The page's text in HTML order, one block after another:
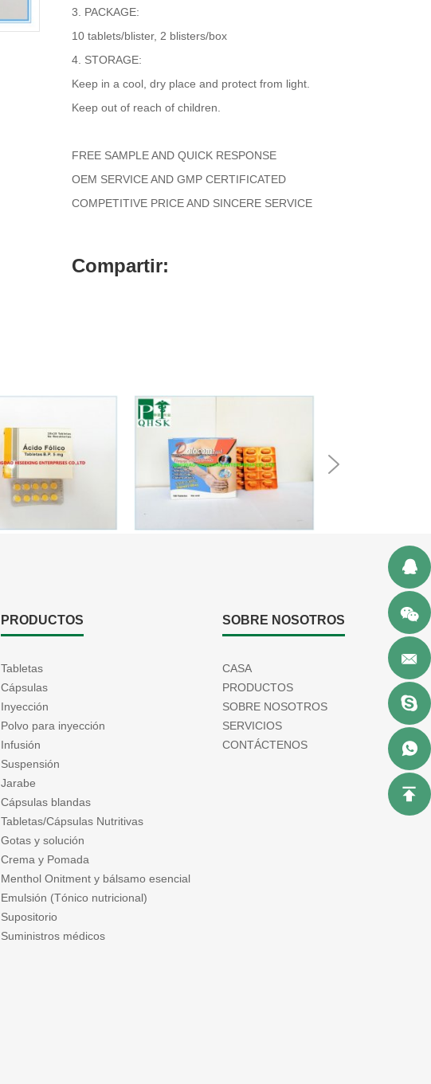
3. PACKAGE:
10 tablets/blister, 2 blisters/box
4. STORAGE:
Keep in a cool, dry place and protect from light.
Keep out of reach of children.
FREE SAMPLE AND QUICK RESPONSE
OEM SERVICE AND GMP CERTIFICATED
COMPETITIVE PRICE AND SINCERE SERVICE
Compartir:
PRODUCTOS
Tabletas
Cápsulas
Inyección
Polvo para inyección
Infusión
Suspensión
Jarabe
Cápsulas blandas
Tabletas/Cápsulas Nutritivas
Gotas y solución
Crema y Pomada
Menthol Onitment y bálsamo esencial
Emulsión (Tónico nutricional)
Supositorio
Suministros médicos
SOBRE NOSOTROS
CASA
PRODUCTOS
SOBRE NOSOTROS
SERVICIOS
CONTÁCTENOS